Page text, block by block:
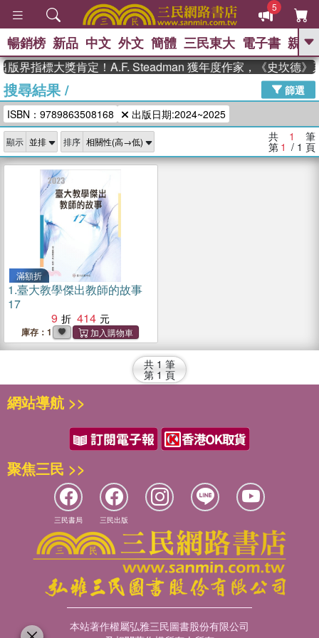
5
GO
高希均教授回憶錄
、 The Odyssey 、 父親節 、 如果歷
史是一群喵 、 暑期推薦
獎 臺灣漫遊錄 、 方念華 、 台灣的李
登輝時代
數學女孩：黎曼猜想 、
偉大的迷走神經
暢銷榜 新品 中文 外文 簡體 三民東大 電子書 親子
版界指標大獎肯定！A.F. Steadman 獲年度作家，《史坎德》
搜尋結果/
篩選
ISBN：9789863508168
出版日期:2024~2025
顯示 排序 共 1 筆
第 1 / 1 頁
滿額折
1.臺大教學傑出教師的故事
17
9
414
庫存：1
共 1 筆
第 1 頁
網站導航 >>
聚焦三民 >>
三民書局 三民出版
本站著作權屬弘雅三民圖書股份有限公司